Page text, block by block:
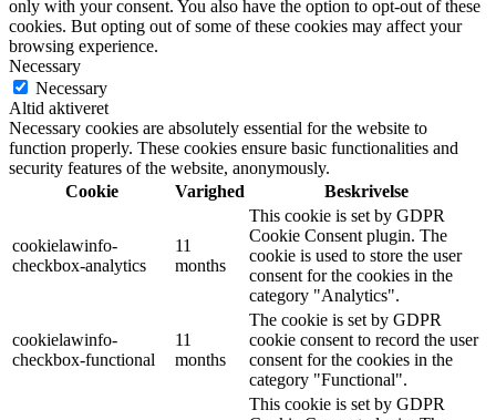
only with your consent. You also have the option to opt-out of these
cookies. But opting out of some of these cookies may affect your
browsing experience.
Necessary
Necessary
Altid aktiveret
Necessary cookies are absolutely essential for the website to
function properly. These cookies ensure basic functionalities and
security features of the website, anonymously.
Cookie
Varighed Beskrivelse
cookielawinfo-
checkbox-analytics
11
months
This cookie is set by GDPR
Cookie Consent plugin. The
cookie is used to store the user
consent for the cookies in the
category "Analytics".
cookielawinfo-
checkbox-functional
11
months
The cookie is set by GDPR
cookie consent to record the user
consent for the cookies in the
category "Functional".
This cookie is set by GDPR